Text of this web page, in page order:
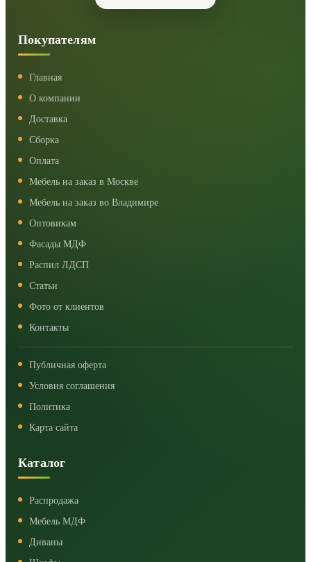
Покупателям
Главная
О компании
Доставка
Сборка
Оплата
Мебель на заказ в Москве
Мебель на заказ во Владимире
Оптовикам
Фасады МДФ
Распил ЛДСП
Статьи
Фото от клиентов
Контакты
Публичная оферта
Условия соглашения
Политика
Карта сайта
Каталог
Распродажа
Мебель МДФ
Диваны